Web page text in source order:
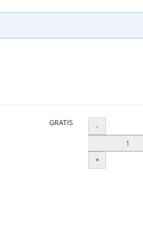
GRATIS Menge
-
+